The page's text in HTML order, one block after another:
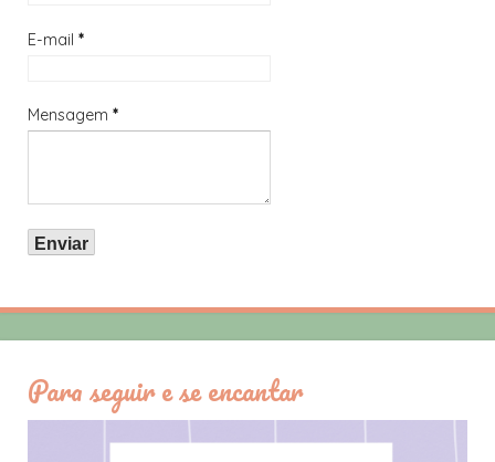
E-mail *
Mensagem *
Para seguir e se encantar